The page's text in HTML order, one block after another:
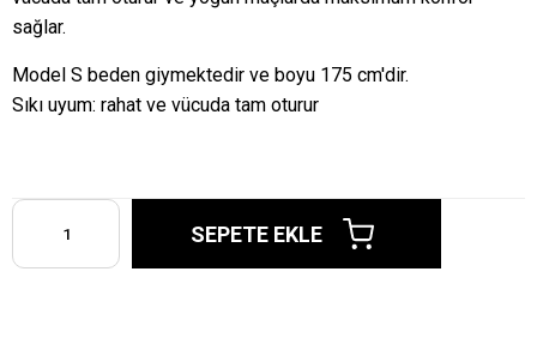
sağlar.
Model S beden giymektedir ve boyu 175 cm'dir.
Sıkı uyum: rahat ve vücuda tam oturur